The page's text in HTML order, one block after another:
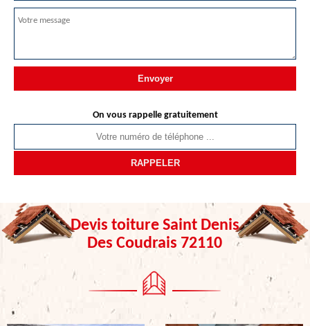
On vous rappelle gratuitement
Devis toiture Saint Denis
Des Coudrais 72110